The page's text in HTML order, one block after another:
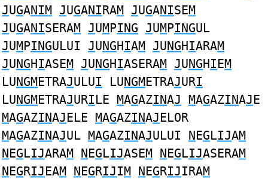
JUGANIM JUGANIRAM JUGANISEM
JUGANISERAM JUMPING JUMPINGUL
JUMPINGULUI JUNGHIAM JUNGHIARAM
JUNGHIASEM JUNGHIASERAM JUNGHIEM
LUNGMETRAJULUI LUNGMETRAJURI
LUNGMETRAJURILE MAGAZINAJ MAGAZINAJE
MAGAZINAJELE MAGAZINAJELOR
MAGAZINAJUL MAGAZINAJULUI NEGLIJAM
NEGLIJARAM NEGLIJASEM NEGLIJASERAM
NEGRIJEAM NEGRIJIM NEGRIJIRAM